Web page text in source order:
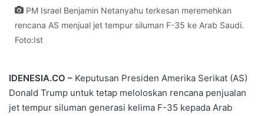
PM Israel Benjamin Netanyahu terkesan meremehkan
rencana AS menjual jet tempur siluman F-35 ke Arab Saudi.
Foto:Ist
IDENESIA.CO – Keputusan Presiden Amerika Serikat (AS)
Donald Trump untuk tetap meloloskan rencana penjualan
jet tempur siluman generasi kelima F-35 kepada Arab